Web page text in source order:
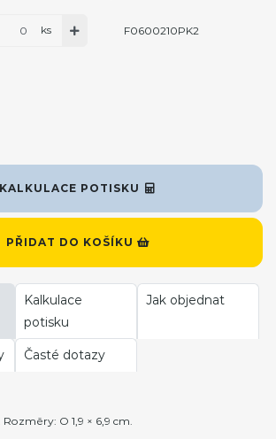
ks F0600210PK2
KALKULACE POTISKU
PŘIDAT DO KOŠÍKU
Kalkulace
potisku
Jak objednat
Časté dotazy
O 1,9 × 6,9 cm.